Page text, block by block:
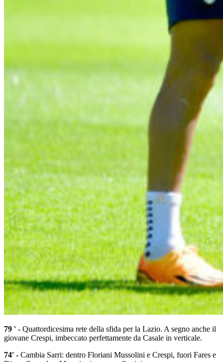
79 ' - Quattordicesima rete della sfida per la Lazio. A segno anche il
giovane Crespi, imbeccato perfettamente da Casale in verticale.
74' - Cambia Sarri: dentro Floriani Mussolini e Crespi, fuori Fares e